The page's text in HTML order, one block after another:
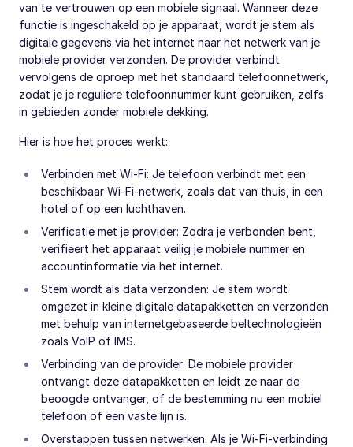
van te vertrouwen op een mobiele signaal. Wanneer deze
functie is ingeschakeld op je apparaat, wordt je stem als
digitale gegevens via het internet naar het netwerk van je
mobiele provider verzonden. De provider verbindt
vervolgens de oproep met het standaard telefoonnetwerk,
zodat je je reguliere telefoonnummer kunt gebruiken, zelfs
in gebieden zonder mobiele dekking.
Hier is hoe het proces werkt:
Verbinden met Wi-Fi: Je telefoon verbindt met een
beschikbaar Wi-Fi-netwerk, zoals dat van thuis, in een
hotel of op een luchthaven.
Verificatie met je provider: Zodra je verbonden bent,
verifieert het apparaat veilig je mobiele nummer en
accountinformatie via het internet.
Stem wordt als data verzonden: Je stem wordt
omgezet in kleine digitale datapakketten en verzonden
met behulp van internetgebaseerde beltechnologieën
zoals VoIP of IMS.
Verbinding van de provider: De mobiele provider
ontvangt deze datapakketten en leidt ze naar de
beoogde ontvanger, of de bestemming nu een mobiel
telefoon of een vaste lijn is.
Overstappen tussen netwerken: Als je Wi-Fi-verbinding